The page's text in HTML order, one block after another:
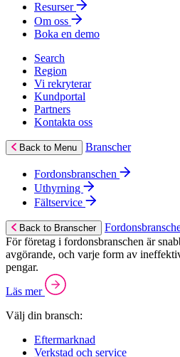
Resurser
Om oss
Boka en demo
Search
Region
Vi rekryterar
Kundportal
Partners
Kontakta oss
Back to Menu Branscher
Fordonsbranschen
Uthyrning
Fältservice
Back to Branscher
För företag i fordonsbranschen är
avgörande, och varje form av
pengar.
Läs mer
Välj din bransch:
Eftermarknad
Verkstad och service